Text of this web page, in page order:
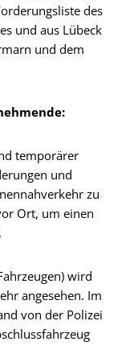
des
und aus Lübeck
und dem
temporärer
und
zu
Ort, um einen
wird
angesehen. Im
von der Polizei